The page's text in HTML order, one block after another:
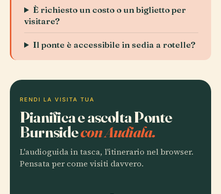
È richiesto un costo o un biglietto per
visitare?
Il ponte è accessibile in sedia a rotelle?
RENDI LA VISITA TUA
Pianifica e ascolta Ponte
Burnsidecon Audiala.
L'audioguida in tasca, l'itinerario nel browser.
Pensata per come visiti davvero.